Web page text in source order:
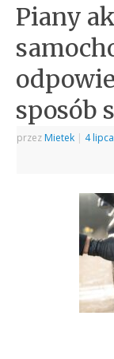
Piany
sposób
przez Mietek | 4